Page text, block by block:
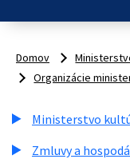
Domov
Organizácie
Ministerstvo
Zmluvy a